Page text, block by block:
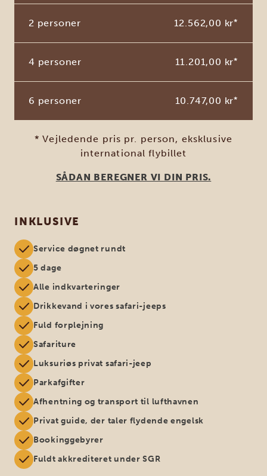
2 personer 12.562,00 kr*
4 personer 11.201,00 kr*
6 personer 10.747,00 kr*
* Vejledende pris pr. person, eksklusive
international flybillet
SÅDAN BEREGNER VI DIN PRIS.
INKLUSIVE
Service døgnet rundt
5 dage
Alle indkvarteringer
Drikkevand i vores safari-jeeps
Fuld forplejning
Safariture
Luksuriøs privat safari-jeep
Parkafgifter
Afhentning og transport til lufthavnen
Privat guide, der taler flydende engelsk
Bookinggebyrer
Fuldt akkrediteret under SGR